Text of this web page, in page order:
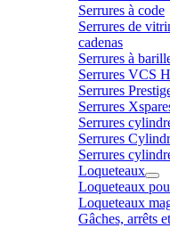
Serrures à code
Serrures de
cadenas
Serrures à
Serrures VCS
Serrures
Serrures
Serrures
Serrures
Serrures
Loqueteaux
Loqueteaux
Loqueteaux
Gâches, arrêts